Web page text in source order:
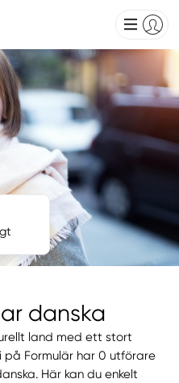
danska
land med ett stort
på Formulär har 0 utförare
Här kan du enkelt